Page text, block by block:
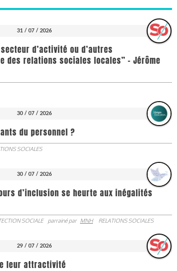
31 / 07 / 2026
d’activité ou d’autres
des relations sociales locales” - Jérôme
30 / 07 / 2026
du personnel ?
SOCIALES
30 / 07 / 2026
d’inclusion se heurte aux inégalités
SOCIALE parrainé par MNH RELATIONS SOCIALES
29 / 07 / 2026
leur attractivité